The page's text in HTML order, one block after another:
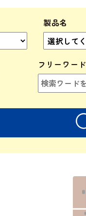
製品名
フリーワード